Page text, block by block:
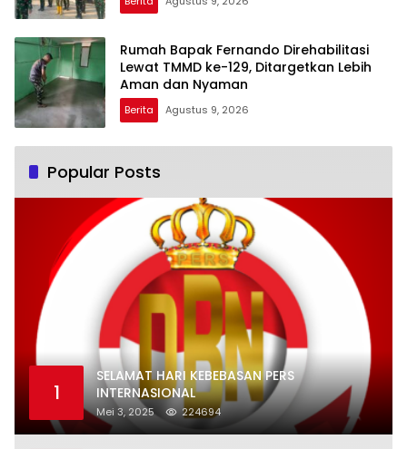
Rumah Bapak Fernando Direhabilitasi
Lewat TMMD ke-129, Ditargetkan Lebih
Aman dan Nyaman
Berita Agustus 9, 2026
Popular Posts
1
SELAMAT HARI KEBEBASAN PERS
INTERNASIONAL
Mei 3, 2025 224694